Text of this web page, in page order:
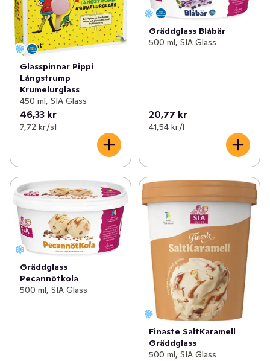
Glasspinnar Pippi
Långstrump
Krumelurglass
450 ml, SIA Glass
46,33 kr
7,72 kr /st
Gräddglass Blåbär
500 ml, SIA Glass
20,77 kr
41,54 kr /l
Gräddglass
Pecannötkola
500 ml, SIA Glass
Finaste SaltKaramell
Gräddglass
500 ml, SIA Glass